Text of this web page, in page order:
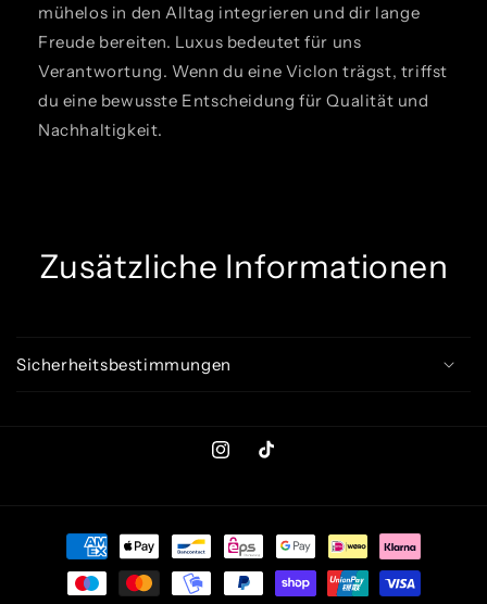
mühelos in den Alltag integrieren und dir lange
Freude bereiten. Luxus bedeutet für uns
Verantwortung. Wenn du eine Viclon trägst, triffst
du eine bewusste Entscheidung für Qualität und
Nachhaltigkeit.
Zusätzliche Informationen
Sicherheitsbestimmungen
InstagramTikTok
Zahlungsmethoden